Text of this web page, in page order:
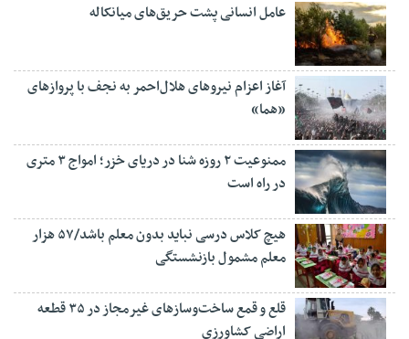
عامل انسانی پشت حریق‌های میانکاله
آغاز اعزام نیروهای هلال‌احمر به نجف با پروازهای
«هما»
ممنوعیت ۲ روزه شنا در دریای خزر؛ امواج ۳ متری
در راه است
هیچ کلاس درسی نباید بدون معلم باشد/۵۷ هزار
معلم مشمول بازنشستگی
قلع و قمع ساخت‌وسازهای غیرمجاز در ۳۵ قطعه
اراضی کشاورزی